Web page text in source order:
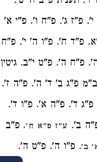
פ"ז ג'. פ"ח ו'. פ"י א'
פ"ד ח'. פ"ו ה' י'. פ"ח
פ"ח ה'. פ"ט י"ב. גיטין
פ"ג ב' ד' ה'. פ"ה ז'.
פ"ג ד'. פ"ה א'. פ"ו ד'.
ב'. ע"ז פ"א ח'. פ"ב
ב'. פ"ו ה'. פ"ט ה'.